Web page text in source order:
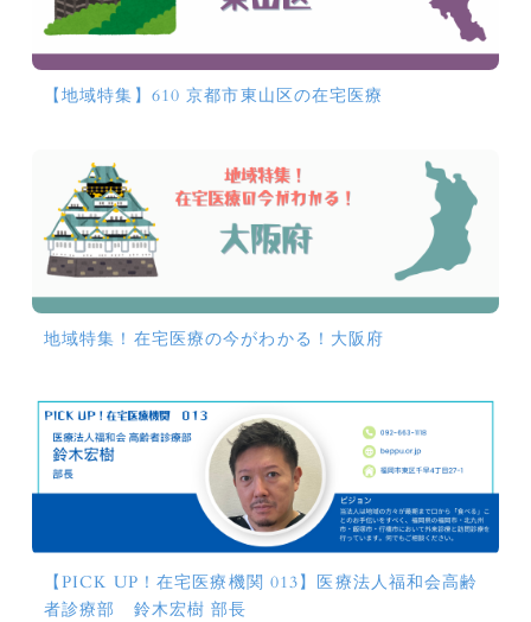
【地域特集】610 京都市東山区の在宅医療
地域特集！在宅医療の今がわかる！大阪府
【PICK UP！在宅医療機関 013】医療法人福和会高齢
者診療部 鈴木宏樹 部長